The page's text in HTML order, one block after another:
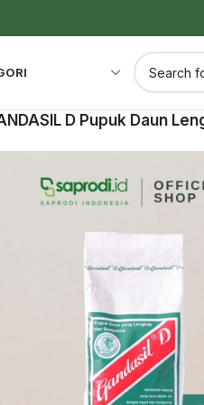
digunakan untuk
penganggu tanaman
D Pupuk Daun